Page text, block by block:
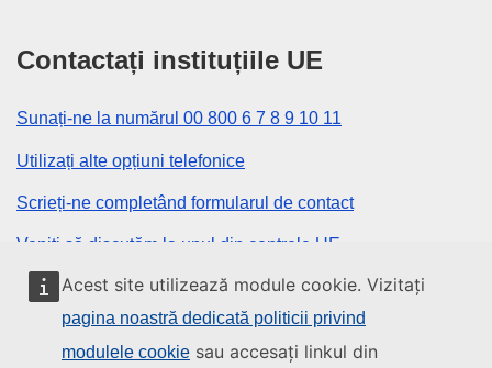
Acest site utilizează module cookie. Vizitați
pagina noastră dedicată politicii privind
modulele cookie sau accesați linkul din
Contactați instituțiile UE
Sunați-ne la numărul 00 800 6 7 8 9 10 11
Utilizați alte opțiuni telefonice
Scrieți-ne completând formularul de contact
Veniți să discutăm la unul din centrele UE
Rețele sociale